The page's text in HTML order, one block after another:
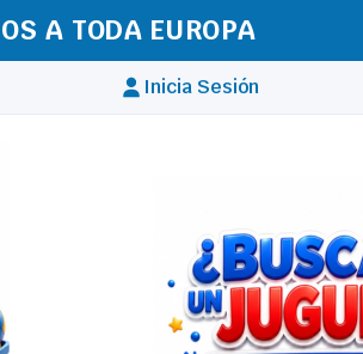
A TODA EUROPA
Inicia Sesión